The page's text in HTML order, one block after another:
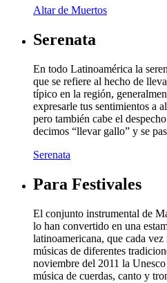
Altar de Muertos
Serenata
En todo Latinoamérica la
que se refiere al hecho de
típico en la región,
expresarle tus sentimientos a
pero también cabe el
decimos “llevar gallo” y se
Serenata
Para Festivales
El conjunto instrumental de
lo han convertido en una
latinoamericana, que cada
músicas de diferentes
noviembre del 2011 la
música de cuerdas, canto y